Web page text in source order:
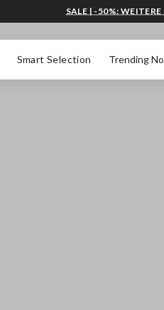
Smart Selection Trending
SALE | -50%: